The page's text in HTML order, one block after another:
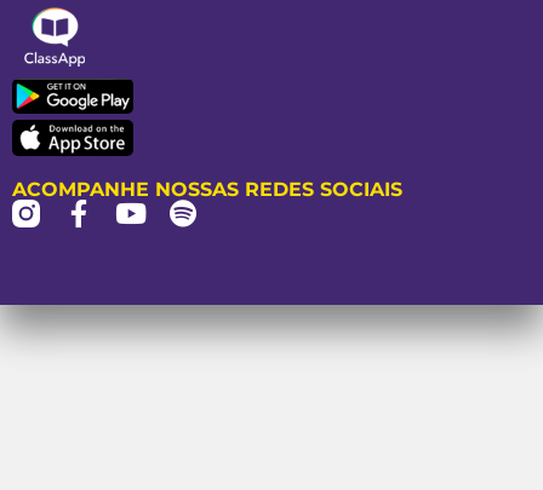
ACOMPANHE NOSSAS REDES SOCIAIS